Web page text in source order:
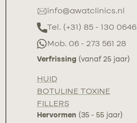
info@awatclinics.nl
Tel. (+31) 85 - 130 0646
Mob. 06 - 273 561 28
Verfrissing (vanaf 25 jaar)
HUID
BOTULINE TOXINE
FILLERS
Hervormen (35 - 55 jaar)